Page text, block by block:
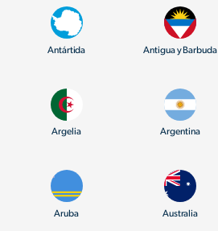
Antártida Antigua y Barbuda
Argelia Argentina
Aruba Australia